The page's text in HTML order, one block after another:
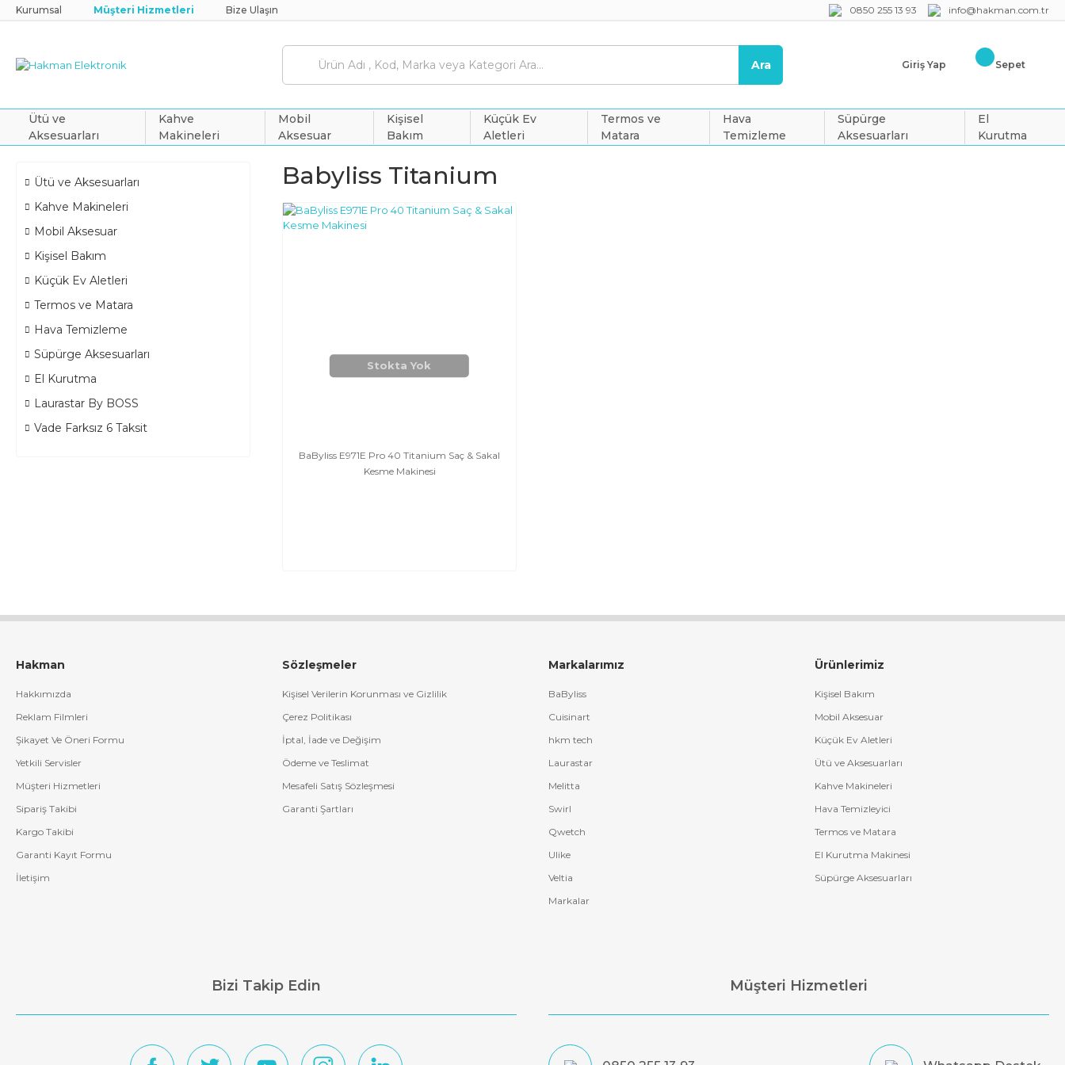
Kurumsal Müşteri Hizmetleri Bize Ulaşın 0850 255 13 93 info@hakman.com.tr
Ara Giriş Yap Sepet
Ütü ve
Aksesuarları
Kahve
Makineleri
Mobil
Aksesuar
Kişisel
Bakım
Küçük Ev
Aletleri
Termos ve
Matara
Hava
Temizleme
Süpürge
Aksesuarları
El
Kurutma
Ütü ve Aksesuarları
Kahve Makineleri
Mobil Aksesuar
Kişisel Bakım
Küçük Ev Aletleri
Termos ve Matara
Hava Temizleme
Süpürge Aksesuarları
El Kurutma
Laurastar By BOSS
Vade Farksız 6 Taksit
Babyliss Titanium
Stokta Yok
BaByliss E971E Pro 40 Titanium Saç & Sakal
Kesme Makinesi
Hakman
Hakkımızda
Reklam Filmleri
Şikayet Ve Öneri Formu
Yetkili Servisler
Müşteri Hizmetleri
Sipariş Takibi
Kargo Takibi
Garanti Kayıt Formu
İletişim
Sözleşmeler
Kişisel Verilerin Korunması ve Gizlilik
Çerez Politikası
İptal, İade ve Değişim
Ödeme ve Teslimat
Mesafeli Satış Sözleşmesi
Garanti Şartları
Markalarımız
BaByliss
Cuisinart
hkm tech
Laurastar
Melitta
Swirl
Qwetch
Ulike
Veltia
Markalar
Ürünlerimiz
Kişisel Bakım
Mobil Aksesuar
Küçük Ev Aletleri
Ütü ve Aksesuarları
Kahve Makineleri
Hava Temizleyici
Termos ve Matara
El Kurutma Makinesi
Süpürge Aksesuarları
Bizi Takip Edin Müşteri Hizmetleri